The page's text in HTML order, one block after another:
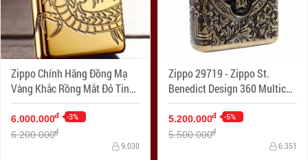
Zippo Chính Hãng Đồng Mạ
Vàng Khắc Rồng Mắt Đỏ Tinh
Xảo Vỏ Dày Armor
6.000.000đ -3%
6.200.000đ
9.030
Zippo 29719 - Zippo St.
Benedict Design 360 Multicut
Antique Brass Armor
5.200.000đ -5%
5.500.000đ
6.351